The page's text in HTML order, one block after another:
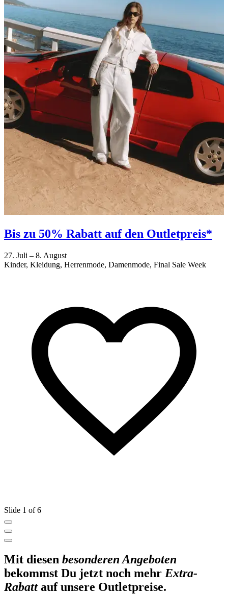
Bis zu 50% Rabatt auf den Outletpreis*
27. Juli – 8. August
Kinder, Kleidung, Herrenmode, Damenmode, Final Sale Week
Slide 1 of 6
Mit diesen besonderen Angeboten
bekommst Du jetzt noch mehr Extra-
Rabattauf unsere Outletpreise.